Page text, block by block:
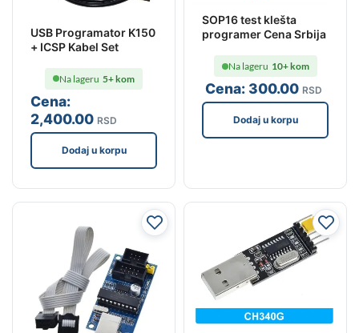
USB Programator K150
+ ICSP Kabel Set
Cena:
2,400.00 RSD
Na lageru 5+ kom
Dodaj u korpu
SOP16 test klešta
programer Cena Srbija
Cena:300.00 RSD
Na lageru 10+ kom
Dodaj u korpu